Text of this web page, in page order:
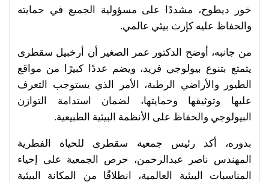
خور ديطوح، مشددًا على مسؤولية الجميع في حمايته
والحفاظ عليه كإرث بيئي عالمي.
من جانبه، أوضح الدكتور عمر الصغير أن أرخبيل سقطرى
يتمتع بتنوع بيولوجي فريد، ويضم عددًا كبيرًا من مواقع
الطيور والأراضي الرطبة، الأمر الذي يستوجب التعرف
عليها وتوثيقها وحمايتها، لضمان استدامة التوازن
البيولوجي والحفاظ على الأنظمة البيئية الطبيعية.
بدوره، أكد رئيس جمعية سقطرى للحياة الفطرية
المهندس ناصر عبدالرحمن، حرص الجمعية على إحياء
المناسبات البيئية العالمية، انطلاقًا من المكانة البيئية